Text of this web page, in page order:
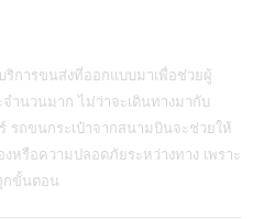
ริการขนส่งที่ออกแบบมาเพื่อช่วยผู้
ำนวนมาก ไม่ว่าจะเดินทางมากับ
รถขนกระเป๋าจากสนามบินจะช่วยให้
หรือความปลอดภัยระหว่างทาง เพราะ
กขั้นตอน